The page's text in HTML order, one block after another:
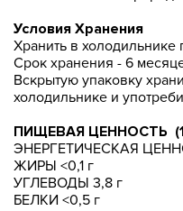
Условия Хранения
Хранить в холодильнике
Срок хранения - 6
Вскрытую упаковку
холодильнике и
ПИЩЕВАЯ ЦЕННОСТЬ
ЭНЕРГЕТИЧЕСКАЯ
ЖИРЫ <0,1 г
УГЛЕВОДЫ 3,8 г
БЕЛКИ <0,5 г